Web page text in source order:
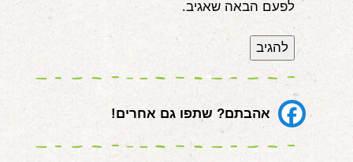
לפעם הבאה שאגיב.
אהבתם? שתפו גם אחרים!